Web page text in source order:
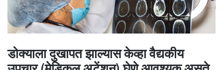
डोक्याला दुखापत झाल्यास केव्हा वैद्यकीय